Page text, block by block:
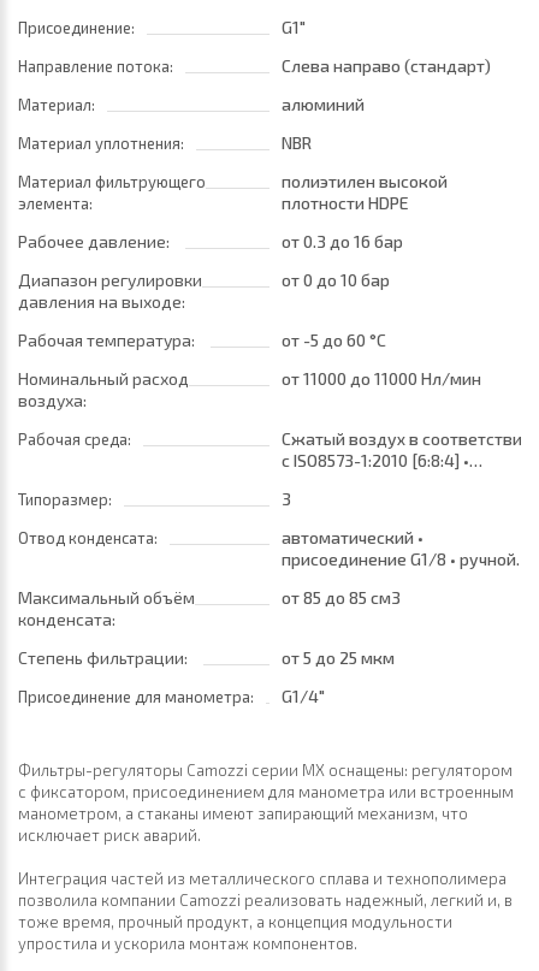
Присоединение: G1"
Направление потока: Слева направо (стандарт)
Материал: алюминий
Материал уплотнения: NBR
Материал фильтрующего
элемента:
полиэтилен высокой
плотности HDPE
Рабочее давление:
от 0.3 до 16 бар
Диапазон регулировки
давления на выходе:
от 0 до 10 бар
Рабочая температура: от -5 до 60 °C
Номинальный расход
воздуха:
от 11000 до 11000 Нл/мин
Рабочая среда:
Сжатый воздух в соответствии
с ISO8573-1:2010 [6:8:4] •
с ISO8573-1:2010 [7:8:4]
Типоразмер: 3
Отвод конденсата:
автоматический •
присоединение G1/8 • ручной/
Максимальный объём
конденсата:
от 85 до 85 см3
Степень фильтрации: от 5 до 25 мкм
Присоединение для манометра: G1/4"
Фильтры-регуляторы Camozzi серии MX оснащены: регулятором
с фиксатором, присоединением для манометра или встроенным
манометром, а стаканы имеют запирающий механизм, что
исключает риск аварий.
Интеграция частей из металлического сплава и технополимера
позволила компании Camozzi реализовать надежный, легкий и, в
тоже время, прочный продукт, а концепция модульности
упростила и ускорила монтаж компонентов.